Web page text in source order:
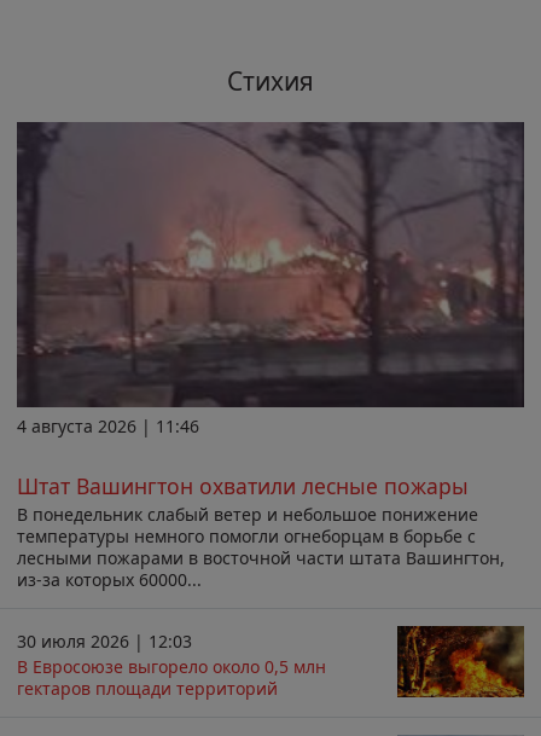
Стихия
4 августа 2026 | 11:46
Штат Вашингтон охватили лесные пожары
В понедельник слабый ветер и небольшое понижение
температуры немного помогли огнеборцам в борьбе с
лесными пожарами в восточной части штата Вашингтон,
из-за которых 60000...
30 июля 2026 | 12:03
В Евросоюзе выгорело около 0,5 млн
гектаров площади территорий